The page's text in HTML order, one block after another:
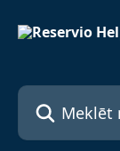
Meklēt rakstus...